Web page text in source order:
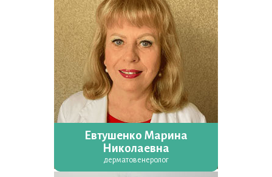
Евтушенко Марина
Николаевна
дерматовенеролог